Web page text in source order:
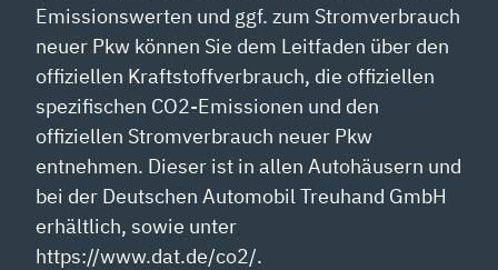
Emissionswerten und ggf. zum Stromverbrauch
neuer Pkw können Sie dem Leitfaden über den
offiziellen Kraftstoffverbrauch, die offiziellen
spezifischen CO2-Emissionen und den
offiziellen Stromverbrauch neuer Pkw
entnehmen. Dieser ist in allen Autohäusern und
bei der Deutschen Automobil Treuhand GmbH
erhältlich, sowie unter
https://www.dat.de/co2/.